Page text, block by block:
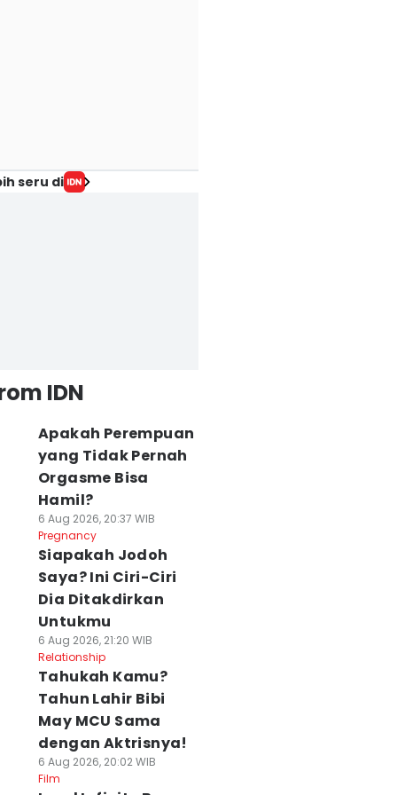
seru di
IDN
Apakah Perempuan
yang Tidak Pernah
Orgasme Bisa
Hamil?
6 Aug 2026, 20:37 WIB
Pregnancy
Siapakah Jodoh
Saya? Ini Ciri-Ciri
Dia Ditakdirkan
Untukmu
6 Aug 2026, 21:20 WIB
Relationship
Tahukah Kamu?
Tahun Lahir Bibi
May MCU Sama
dengan Aktrisnya!
6 Aug 2026, 20:02 WIB
Film